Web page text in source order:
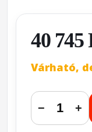
40 745
Várható,
− +